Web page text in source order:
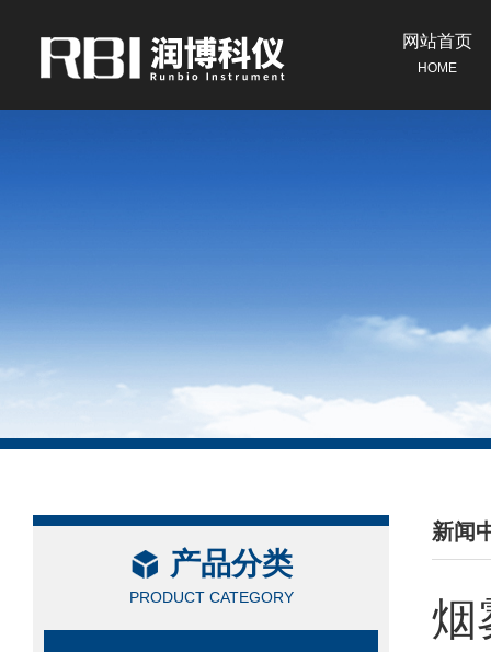
网站首页
HOME
产品分类
PRODUCT CATEGORY
新闻
/
烟